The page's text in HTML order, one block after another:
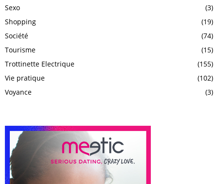
Sexo
(3)
Shopping
(19)
Société
(74)
Tourisme
(15)
Trottinette Electrique
(155)
Vie pratique
(102)
Voyance
(3)